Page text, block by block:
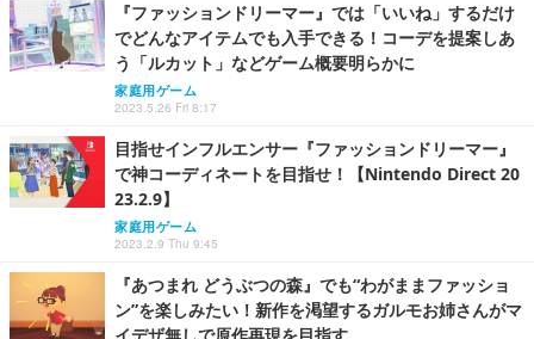
『ファッションドリーマー』では「いいね」するだけ
でどんなアイテムでも入手できる！コーデを提案しあ
う「ルカット」などゲーム概要明らかに
家庭用ゲーム
2023.5.26 Fri 8:17
目指せインフルエンサー『ファッションドリーマー』
で神コーディネートを目指せ！【Nintendo Direct 20
23.2.9】
家庭用ゲーム
2023.2.9 Thu 9:45
『あつまれ どうぶつの森』でも“わがままファッショ
ン”を楽しみたい！新作を渇望するガルモお姉さんがマ